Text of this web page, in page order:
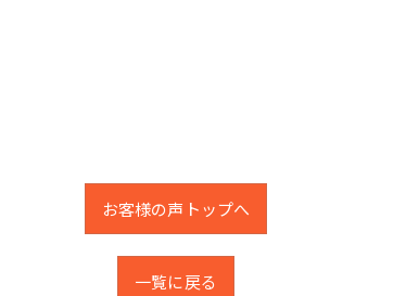
お客様の声トップへ
一覧に戻る